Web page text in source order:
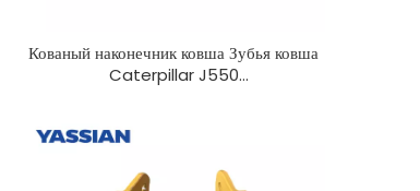
Кованый наконечник ковша Зубья ковша
Caterpillar J550